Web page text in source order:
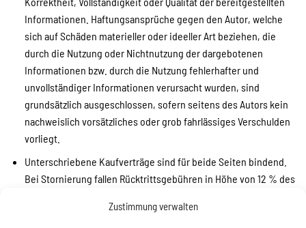
Zustimmung verwalten
Informationen. Haftungsansprüche gegen den Autor, welche
sich auf Schäden materieller oder ideeller Art beziehen, die
durch die Nutzung oder Nichtnutzung der dargebotenen
Informationen bzw. durch die Nutzung fehlerhafter und
unvollständiger Informationen verursacht wurden, sind
grundsätzlich ausgeschlossen, sofern seitens des Autors kein
nachweislich vorsätzliches oder grob fahrlässiges Verschulden
vorliegt.
Unterschriebene Kaufverträge sind für beide Seiten bindend.
Bei Stornierung fallen Rücktrittsgebühren in Höhe von 12 % des